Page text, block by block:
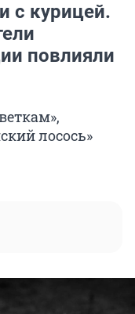
с курицей.
повлияли
лосось»